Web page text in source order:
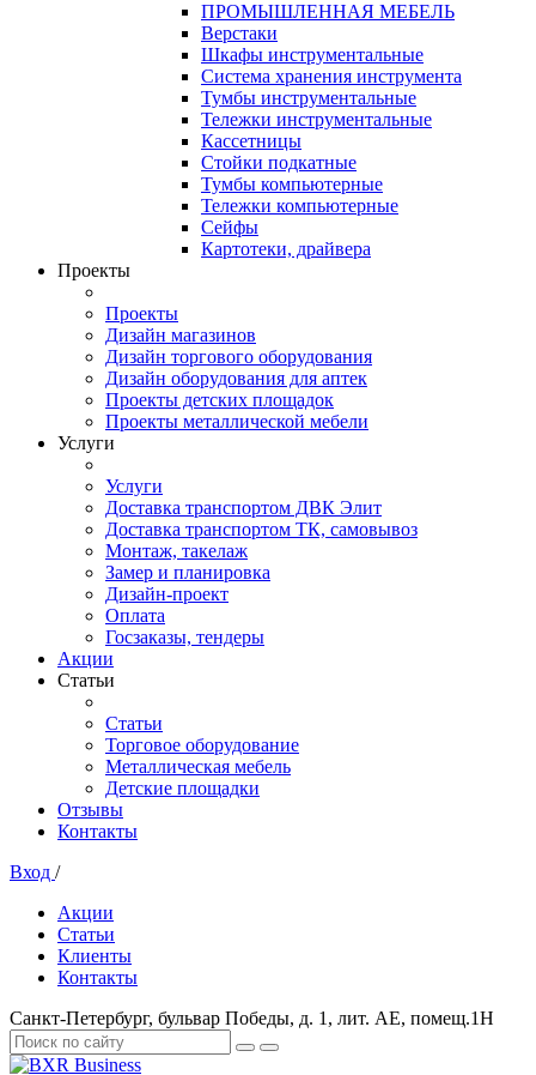
ПРОМЫШЛЕННАЯ МЕБЕЛЬ
Верстаки
Шкафы инструментальные
Система хранения инструмента
Тумбы инструментальные
Тележки инструментальные
Кассетницы
Стойки подкатные
Тумбы компьютерные
Тележки компьютерные
Сейфы
Картотеки, драйвера
Проекты
Проекты
Дизайн магазинов
Дизайн торгового оборудования
Дизайн оборудования для аптек
Проекты детских площадок
Проекты металлической мебели
Услуги
Услуги
Доставка транспортом ДВК Элит
Доставка транспортом ТК, самовывоз
Монтаж, такелаж
Замер и планировка
Дизайн-проект
Оплата
Госзаказы, тендеры
Акции
Статьи
Статьи
Торговое оборудование
Металлическая мебель
Детские площадки
Отзывы
Контакты
Вход /
Акции
Статьи
Клиенты
Контакты
Санкт-Петербург, бульвар Победы, д. 1, лит. АЕ, помещ.1Н